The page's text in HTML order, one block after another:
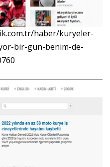
haber/kuryeler-
bir-gun-benim-de-